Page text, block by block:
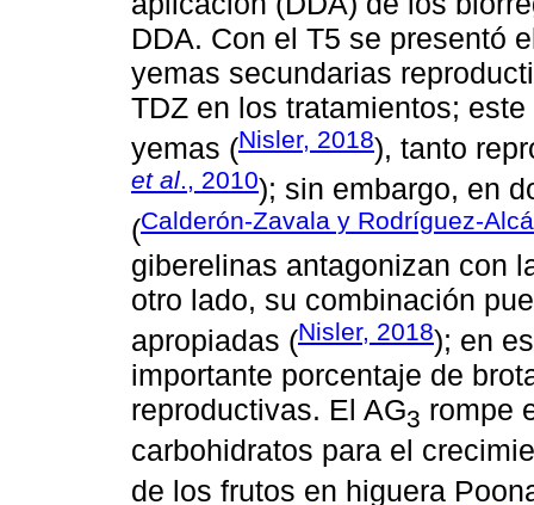
DDA. Con el T5 se presentó
yemas secundarias
TDZ en los tratamientos;
yemas (Nisler, 2018), tanto
et al., 2010); sin embargo, en
(Calderón-Zavala y Rodríguez-
giberelinas antagonizan con
otro lado, su combinación
apropiadas (Nisler, 2018); en
importante porcentaje de
reproductivas. El AG3 rompe
carbohidratos para el
de los frutos en higuera